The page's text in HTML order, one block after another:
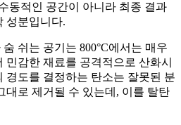
동적인 공간이 아니라 최종 결과
성분입니다.
쉬는 공기는 800°C에서는 매우
민감한 재료를 공격적으로 산화시
경도를 결정하는 탄소는 잘못된 분
대로 제거될 수 있는데, 이를 탈탄